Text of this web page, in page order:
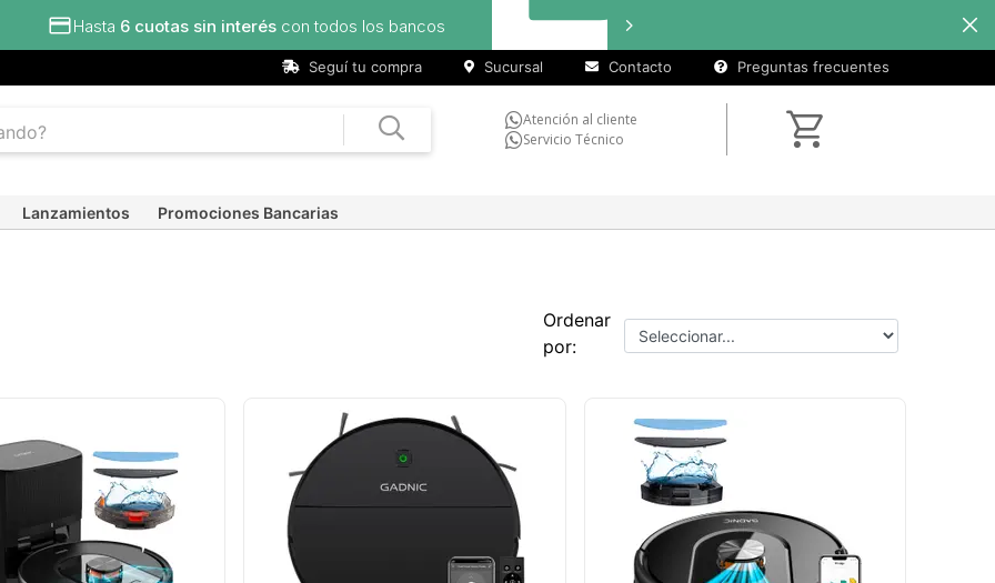
seleccionados
Hasta12
Seguí tu compra Sucursal Contacto Preguntas frecuentes
Atención al cliente
Servicio Técnico
Lanzamientos Promociones Bancarias
Ordenar
por: